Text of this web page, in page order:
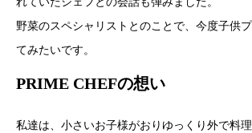
野菜のスペシャリストとのことで、今度子供
てみたいです。
PRIME CHEFの想い
私達は、小さいお子様がおりゆっくり外で料